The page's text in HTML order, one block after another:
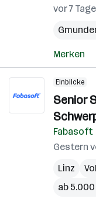
vor 7
Merken
Einblicke
Senior
Fabasoft
Gestern
Linz
ab